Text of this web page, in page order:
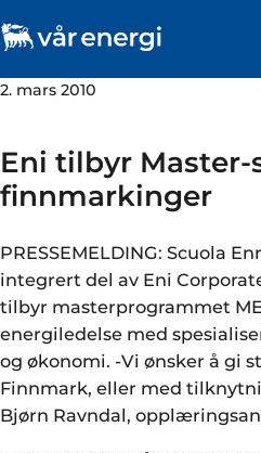
Karriere
Om oss
Vår virksomhet
Bærekraft
2. mars 2010
Eni tilbyr
finnmarkinger
PRESSEMELDING: Scuola
integrert del av Eni
tilbyr masterprogrammet
energiledelse med
og økonomi. -Vi ønsker å gi
Finnmark, eller med
Bjørn Ravndal,